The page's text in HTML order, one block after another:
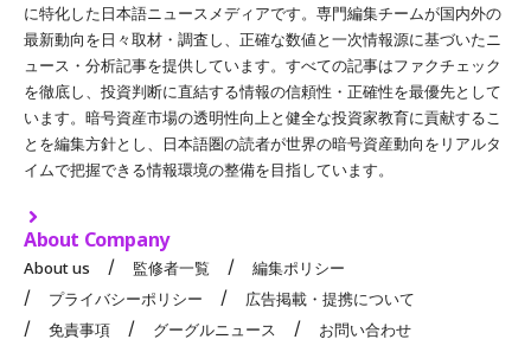
に特化した日本語ニュースメディアです。専門編集チームが国内外の
最新動向を日々取材・調査し、正確な数値と一次情報源に基づいたニ
ュース・分析記事を提供しています。すべての記事はファクチェック
を徹底し、投資判断に直結する情報の信頼性・正確性を最優先として
います。暗号資産市場の透明性向上と健全な投資家教育に貢献するこ
とを編集方針とし、日本語圏の読者が世界の暗号資産動向をリアルタ
イムで把握できる情報環境の整備を目指しています。
About Company
About us 監修者一覧
編集ポリシー
プライバシーポリシー
広告掲載・提携について
免責事項
グーグルニュース お問い合わせ